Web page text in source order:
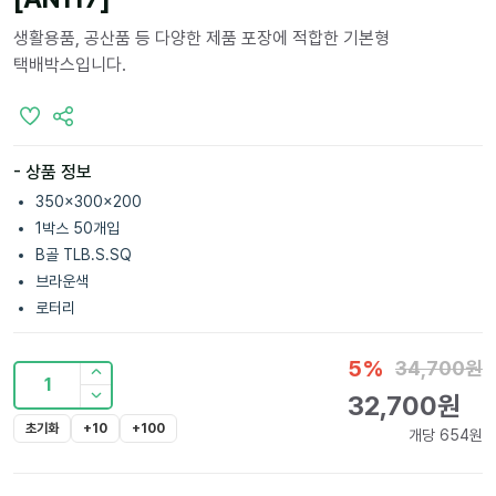
생활용품, 공산품 등 다양한 제품 포장에 적합한 기본형
택배박스입니다.
- 상품 정보
350x300x200
1박스 50개입
B골 TLB.S.SQ
브라운색
로터리
1
초기화 +10 +100
5% 34,700원
32,700원
개당 654원